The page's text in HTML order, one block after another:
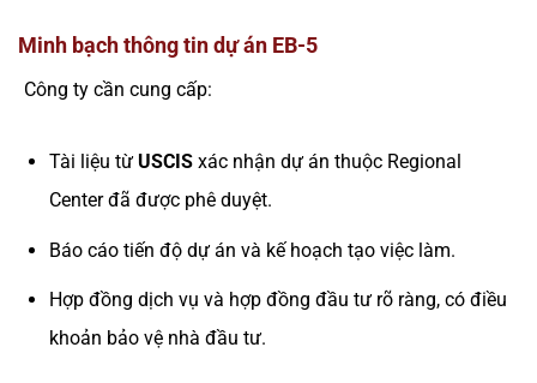
Minh bạch thông tin dự án EB-5
Công ty cần cung cấp:
Tài liệu từ USCISxác nhận dự án thuộc Regional
Center đã được phê duyệt.
Báo cáo tiến độ dự án và kế hoạch tạo việc làm.
Hợp đồng dịch vụ và hợp đồng đầu tư rõ ràng, có điều
khoản bảo vệ nhà đầu tư.